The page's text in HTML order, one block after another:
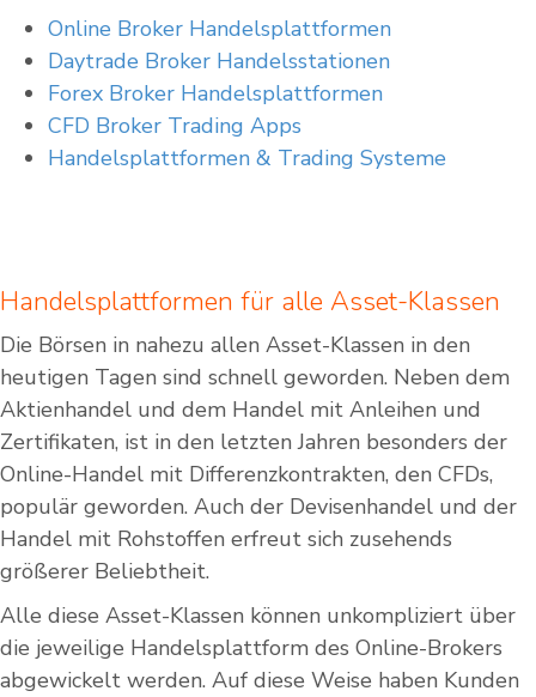
Online Broker Handelsplattformen
Daytrade Broker Handelsstationen
Forex Broker Handelsplattformen
CFD Broker Trading Apps
Handelsplattformen & Trading Systeme
Handelsplattformen für alle Asset-Klassen
Die Börsen in nahezu allen Asset-Klassen in den
heutigen Tagen sind schnell geworden. Neben dem
Aktienhandel und dem Handel mit Anleihen und
Zertifikaten, ist in den letzten Jahren besonders der
Online-Handel mit Differenzkontrakten, den CFDs,
populär geworden. Auch der Devisenhandel und der
Handel mit Rohstoffen erfreut sich zusehends
größerer Beliebtheit.
Alle diese Asset-Klassen können unkompliziert über
die jeweilige Handelsplattform des Online-Brokers
abgewickelt werden. Auf diese Weise haben Kunden